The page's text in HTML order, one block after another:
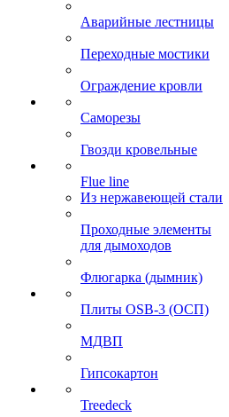
Аварийные лестницы
Переходные мостики
Ограждение кровли
Саморезы
Гвозди кровельные
Flue line
Из нержавеющей стали
Проходные элементы
для дымоходов
Флюгарка (дымник)
Плиты OSB-3 (ОСП)
МДВП
Гипсокартон
Treedeck